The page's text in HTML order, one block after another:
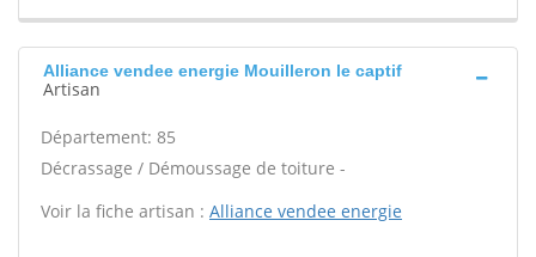
Alliance vendee energie Mouilleron le captif
Artisan
Département: 85
Décrassage / Démoussage de toiture -
Voir la fiche artisan : Alliance vendee energie